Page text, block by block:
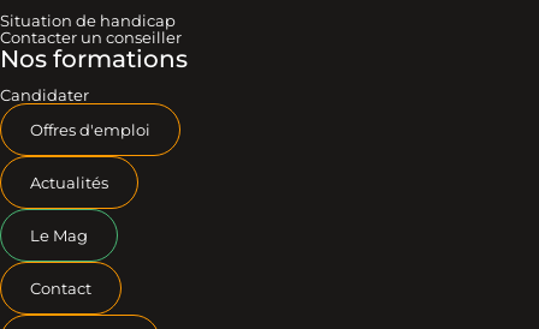
Situation de handicap
Contacter un conseiller
Nos formations
Candidater
Offres d'emploi
Actualités
Le Mag
Contact